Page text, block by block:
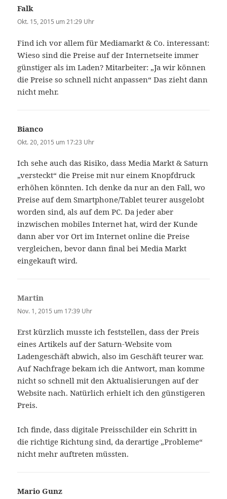
Falk
Okt. 15, 2015 um 21:29 Uhr
Find ich vor allem für Mediamarkt & Co. interessant:
Wieso sind die Preise auf der Internetseite immer
günstiger als im Laden? Mitarbeiter: „Ja wir können
die Preise so schnell nicht anpassen“ Das zieht dann
nicht mehr.
Bianco
Okt. 20, 2015 um 17:23 Uhr
Ich sehe auch das Risiko, dass Media Markt & Saturn
„versteckt“ die Preise mit nur einem Knopfdruck
erhöhen könnten. Ich denke da nur an den Fall, wo
Preise auf dem Smartphone/Tablet teurer ausgelobt
worden sind, als auf dem PC. Da jeder aber
inzwischen mobiles Internet hat, wird der Kunde
dann aber vor Ort im Internet online die Preise
vergleichen, bevor dann final bei Media Markt
eingekauft wird.
Martin
Nov. 1, 2015 um 17:39 Uhr
Erst kürzlich musste ich feststellen, dass der Preis
eines Artikels auf der Saturn-Website vom
Ladengeschäft abwich, also im Geschäft teurer war.
Auf Nachfrage bekam ich die Antwort, man komme
nicht so schnell mit den Aktualisierungen auf der
Website nach. Natürlich erhielt ich den günstigeren
Preis.
Ich finde, dass digitale Preisschilder ein Schritt in
die richtige Richtung sind, da derartige „Probleme“
nicht mehr auftreten müssten.
Mario Gunz